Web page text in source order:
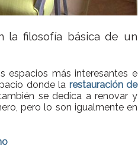
la filosofía básica de un
espacios más interesantes e
donde la restauración de
se dedica a renovar y
pero lo son igualmente en